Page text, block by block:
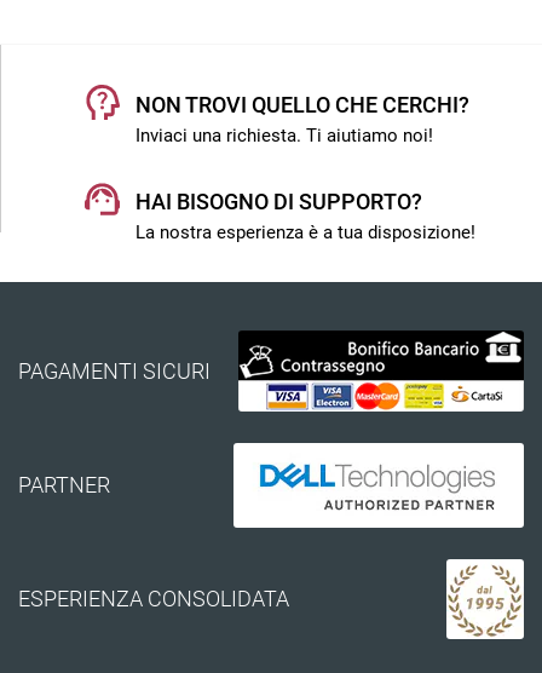
NON TROVI QUELLO CHE CERCHI?
Inviaci una richiesta. Ti aiutiamo noi!
HAI BISOGNO DI SUPPORTO?
La nostra esperienza è a tua disposizione!
PAGAMENTI SICURI
PARTNER
ESPERIENZA CONSOLIDATA